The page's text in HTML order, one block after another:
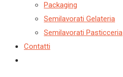
Packaging
Semilavorati Gelateria
Semilavorati Pasticceria
Contatti